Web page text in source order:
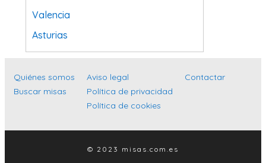
Valencia
Asturias
Tarragona
Navarra
Valladolid
Quiénes somos
Buscar misas
Aviso legal
Política de privacidad
Política de cookies
Contactar
© 2023 misas.com.es